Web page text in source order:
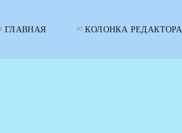
ГЛАВНАЯ КОЛОНКА РЕДАКТОРА